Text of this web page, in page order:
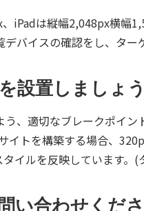
iPadは縦幅2,048px横幅
バイスの確認をし、ター
設置しましょう
、適切なブレークポイン
イトを構築する場合、
イルを反映しています。
い合わせくださ